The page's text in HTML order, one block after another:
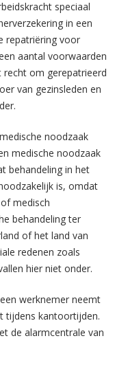
speciaal
in een
repatriëring voor
aantal voorwaarden
recht om gerepatrieerd
van gezinsleden en
noodzaak
medische noodzaak
behandeling in het
is, omdat
medisch
behandeling ter
of het land van
redenen zoals
hier niet onder.
werknemer neemt
tijdens kantoortijden.
de alarmcentrale van